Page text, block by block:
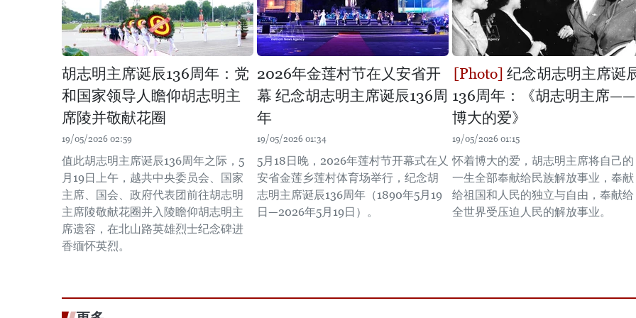
胡志明主席诞辰136周年：党
和国家领导人瞻仰胡志明主
席陵并敬献花圈
19/05/2026 02:59
值此胡志明主席诞辰136周年之际，5
月19日上午，越共中央委员会、国家
主席、国会、政府代表团前往胡志明
主席陵敬献花圈并入陵瞻仰胡志明主
席遗容，在北山路英雄烈士纪念碑进
香缅怀英烈。
2026年金莲村节在乂安省开
幕 纪念胡志明主席诞辰136周
年
19/05/2026 01:34
5月18日晚，2026年莲村节开幕式在乂
安省金莲乡莲村体育场举行，纪念胡
志明主席诞辰136周年（1890年5月19
日—2026年5月19日）。
纪念胡志明主席诞
136周年：《胡志明主席——
博大的爱》
19/05/2026 01:15
怀着博大的爱，胡志明主席将自己的
一生全部奉献给民族解放事业，奉献
给祖国和人民的独立与自由，奉献给
全世界受压迫人民的解放事业。